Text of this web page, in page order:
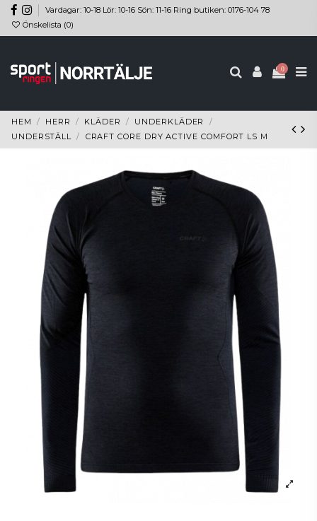
Vardagar: 10-18 Lör: 10-16 Sön: 11-16 Ring butiken: 0176-104 78
Önskelista (0)
0
HEM HERR KLÄDER
UNDERKLÄDER
UNDERSTÄLL
CRAFT CORE DRY ACTIVE COMFORT LS M